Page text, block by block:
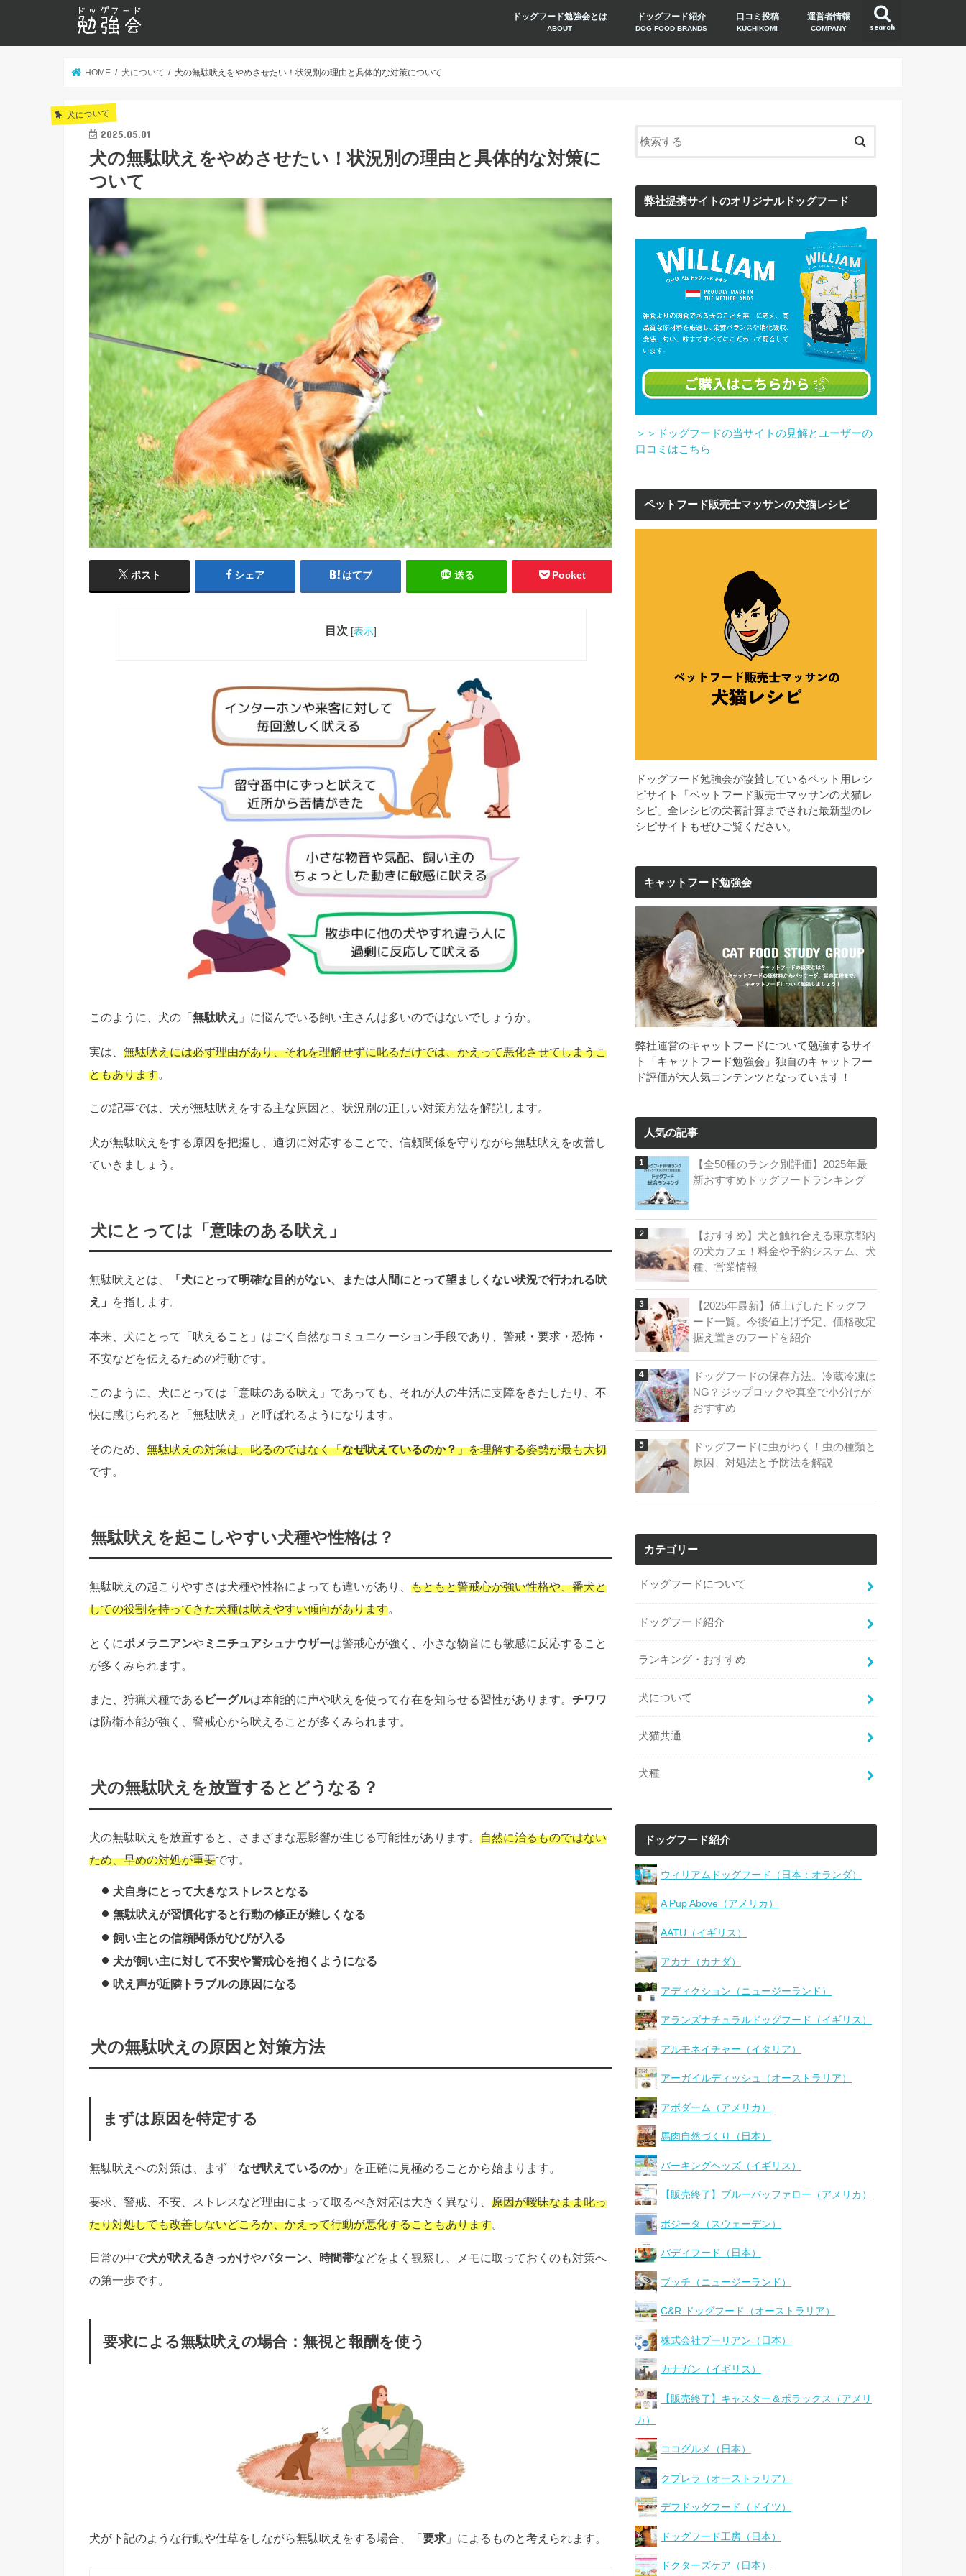
search
ドッグフード勉強会とは
ABOUT
ドッグフード紹介
DOG FOOD BRANDS
口コミ投稿
KUCHIKOMI
運営者情報
COMPANY
HOME 犬について 犬の無駄吠えをやめさせたい！状況別の理由と具体的な対策について
犬について
2025.05.01
犬の無駄吠えをやめさせたい！状況別の理由と具体的な対策に
ついて
ポスト シェア はてブ 送る Pocket
目次 [表示]
このように、犬の「無駄吠え 」に悩んでいる飼い主さんは多いのではないでしょうか。
実は、 無駄吠えには必ず理由があり、それを理解せずに叱るだけでは、かえって悪化させてしまうこ
ともあります。
この記事では、犬が無駄吠えをする主な原因と、状況別の正しい対策方法を解説します。
犬が無駄吠えをする原因を把握し、適切に対応することで、信頼関係を守りながら無駄吠えを改善し
ていきましょう。
犬にとっては「意味のある吠え」
無駄吠えとは、
「犬にとって明確な目的がない、または人間にとって望ましくない状況で行われる吠
え」
を指します。
本来、犬にとって「吠えること」はごく自然なコミュニケーション手段であり、警戒・要求・恐怖・
不安などを伝えるための行動です。
このように、犬にとっては「意味のある吠え」であっても、それが人の生活に支障をきたしたり、不
快に感じられると「無駄吠え」と呼ばれるようになります。
そのため、 無駄吠えの対策は、叱るのではなく「なぜ吠えているのか？」を理解する姿勢が最も大切
です。
無駄吠えを起こしやすい犬種や性格は？
無駄吠えの起こりやすさは犬種や性格によっても違いがあり、 もともと警戒心が強い性格や、番犬と
しての役割を持ってきた犬種は吠えやすい傾向があります。
とくにポメラニアンやミニチュアシュナウザーは警戒心が強く、小さな物音にも敏感に反応すること
が多くみられます。
また、狩猟犬種である ビーグルは本能的に声や吠えを使って存在を知らせる習性があります。 チワワ
は防衛本能が強く、警戒心から吠えることが多くみられます。
犬の無駄吠えを放置するとどうなる？
犬の無駄吠えを放置すると、さまざまな悪影響が生じる可能性があります。 自然に治るものではない
ため、早めの対処が重要です。
犬自身にとって大きなストレスとなる
無駄吠えが習慣化すると行動の修正が難しくなる
飼い主との信頼関係がひびが入る
犬が飼い主に対して不安や警戒心を抱くようになる
吠え声が近隣トラブルの原因になる
犬の無駄吠えの原因と対策方法
まずは原因を特定する
無駄吠えへの対策は、まず「なぜ吠えているのか」を正確に見極めることから始まります。
要求、警戒、不安、ストレスなど理由によって取るべき対応は大きく異なり、 原因が曖昧なまま叱っ
たり対処しても改善しないどころか、かえって行動が悪化することもあります。
日常の中で犬が吠えるきっかけやパターン、時間帯などをよく観察し、メモに取っておくのも対策へ
の第一歩です。
要求による無駄吠えの場合：無視と報酬を使う
犬が下記のような行動や仕草をしながら無駄吠えをする場合、「 要求 」によるものと考えられます。
弊社提携サイトのオリジナルドッグフード
＞＞ドッグフードの当サイトの見解とユーザーの
口コミはこちら
ペットフード販売士マッサンの犬猫レシピ
ドッグフード勉強会が協賛しているペット用レシ
ピサイト「ペットフード販売士マッサンの犬猫レ
シピ」全レシピの栄養計算までされた最新型のレ
シピサイトもぜひご覧ください。
キャットフード勉強会
弊社運営のキャットフードについて勉強するサイ
ト「キャットフード勉強会」独自のキャットフー
ド評価が大人気コンテンツとなっています！
人気の記事
【全50種のランク別評価】2025年最
新おすすめドッグフードランキング
【おすすめ】犬と触れ合える東京都内
の犬カフェ！料金や予約システム、犬
種、営業情報
【2025年最新】値上げしたドッグフ
ード一覧。今後値上げ予定、価格改定
据え置きのフードを紹介
ドッグフードの保存方法。冷蔵冷凍は
NG？ジップロックや真空で小分けが
おすすめ
ドッグフードに虫がわく！虫の種類と
原因、対処法と予防法を解説
カテゴリー
ドッグフードについて
ドッグフード紹介
ランキング・おすすめ
犬について
犬猫共通
犬種
ドッグフード紹介
ウィリアムドッグフード（日本：オランダ）
A Pup Above（アメリカ）
AATU（イギリス）
アカナ（カナダ）
アディクション（ニュージーランド）
アランズナチュラルドッグフード（イギリス）
アルモネイチャー（イタリア）
アーガイルディッシュ（オーストラリア）
アボダーム（アメリカ）
馬肉自然づくり（日本）
バーキングヘッズ（イギリス）
【販売終了】ブルーバッファロー（アメリカ）
ボジータ（スウェーデン）
バディフード（日本）
ブッチ（ニュージーランド）
C&R ドッグフード（オーストラリア）
株式会社ブーリアン（日本）
カナガン（イギリス）
【販売終了】キャスター＆ポラックス（アメリ
カ）
ココグルメ（日本）
クプレラ（オーストラリア）
デフドッグフード（ドイツ）
ドッグフード工房（日本）
ドクターズケア（日本）